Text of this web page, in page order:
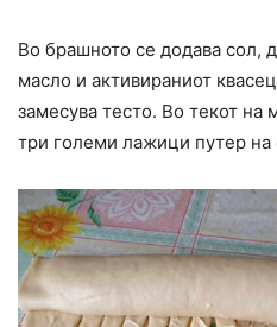
Во брашното се додава сол,
масло и активираниот
замесува тесто. Во текот на
три големи лажици путер на